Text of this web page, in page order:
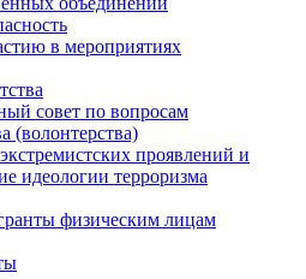
в мероприятиях
совет по вопросам
(волонтерства)
проявлений и
идеологии терроризма
физическим лицам